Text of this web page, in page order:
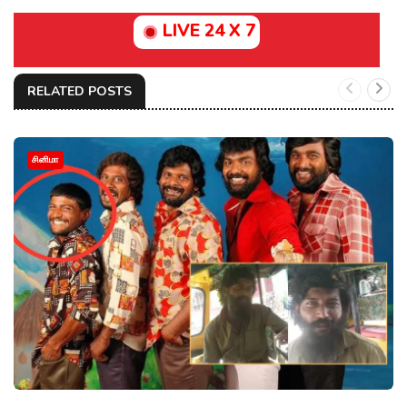
LIVE 24 X 7
RELATED POSTS
சினிமா